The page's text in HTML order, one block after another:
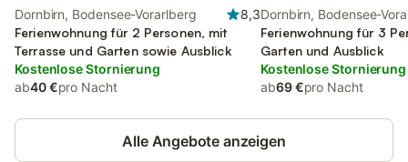
Dornbirn, Bodensee-Vorarlberg
8,3
Ferienwohnung für 2 Personen, mit
Terrasse und Garten sowie Ausblick
Kostenlose Stornierung
ab40 €pro Nacht
Dornbirn, Bodensee-
Ferienwohnung für 3
Garten und Ausblick
Kostenlose Stornierung
ab69 €pro Nacht
Alle Angebote anzeigen